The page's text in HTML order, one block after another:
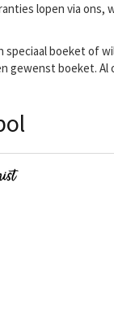
lopen via ons,
boeket of
gewenst boeket.